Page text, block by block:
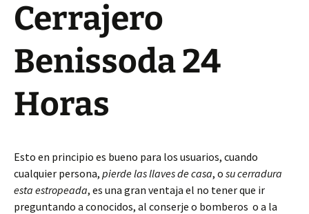
Cerrajero
Benissoda 24
Horas
Esto en principio es bueno para los usuarios, cuando
cualquier persona, pierde las llaves de casa, o su cerradura
esta estropeada, es una gran ventaja el no tener que ir
preguntando a conocidos, al conserje o bomberos o a la